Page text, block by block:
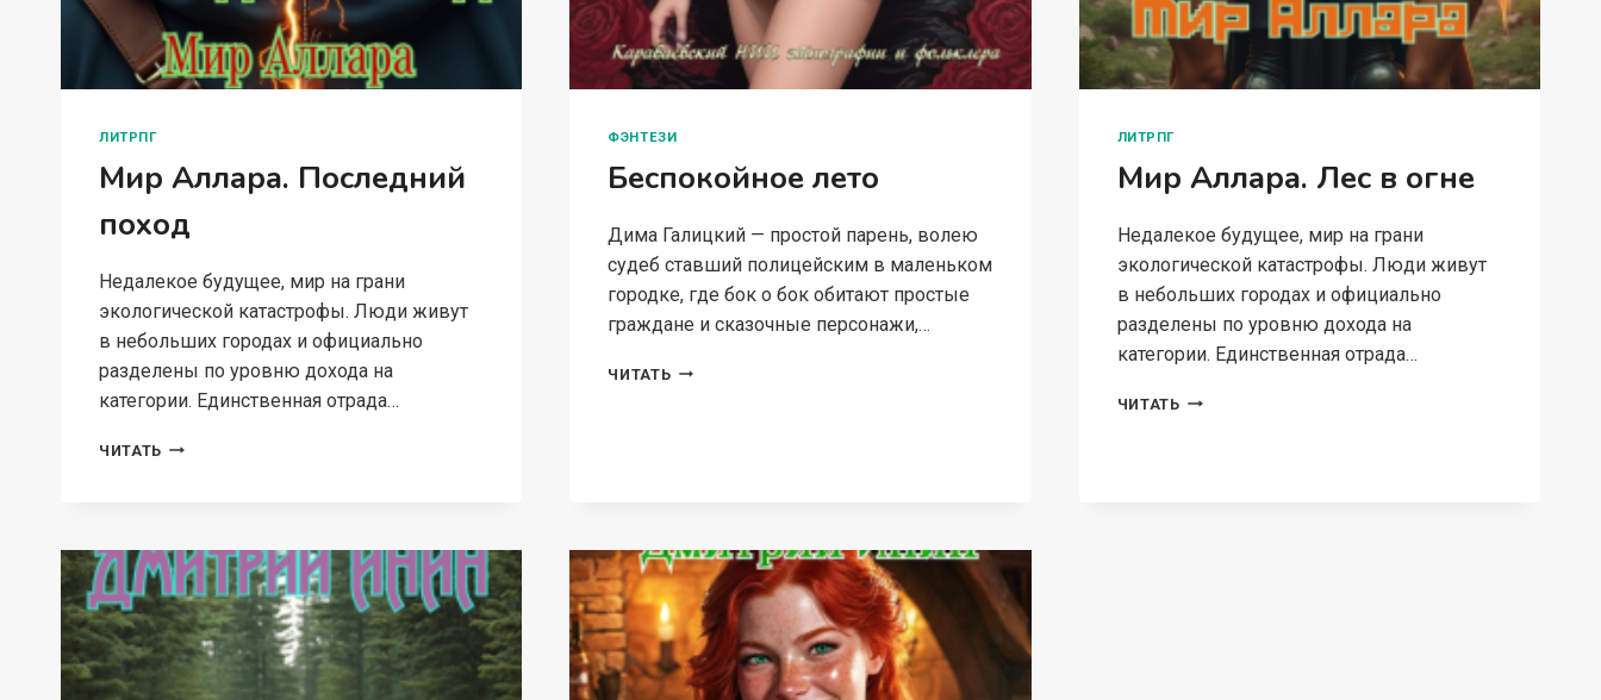
ЛИТРПГ
Мир Аллара. Последний
поход
Недалекое будущее, мир на грани
экологической катастрофы. Люди живут
в небольших городах и официально
разделены по уровню дохода на
категории. Единственная отрада…
ЧИТАТЬ МИР
ФЭНТЕЗИ
Беспокойное лето
Дима Галицкий — простой парень, волею
судеб ставший полицейским в маленьком
городке, где бок о бок обитают простые
граждане и сказочные персонажи,…
ЧИТАТЬ БЕСПОКОЙНОЕ
ЛИТРПГ
Мир Аллара. Лес в огне
Недалекое будущее, мир на грани
экологической катастрофы. Люди живут
в небольших городах и официально
разделены по уровню дохода на
категории. Единственная отрада…
ЧИТАТЬ МИР